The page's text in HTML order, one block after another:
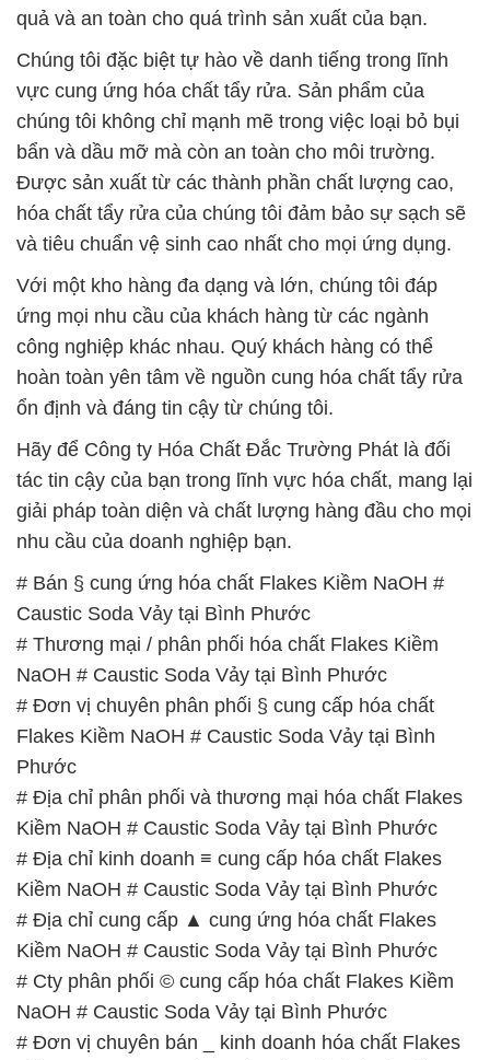
quả và an toàn cho quá trình sản xuất của bạn.
Chúng tôi đặc biệt tự hào về danh tiếng trong lĩnh
vực cung ứng hóa chất tẩy rửa. Sản phẩm của
chúng tôi không chỉ mạnh mẽ trong việc loại bỏ bụi
bẩn và dầu mỡ mà còn an toàn cho môi trường.
Được sản xuất từ các thành phần chất lượng cao,
hóa chất tẩy rửa của chúng tôi đảm bảo sự sạch sẽ
và tiêu chuẩn vệ sinh cao nhất cho mọi ứng dụng.
Với một kho hàng đa dạng và lớn, chúng tôi đáp
ứng mọi nhu cầu của khách hàng từ các ngành
công nghiệp khác nhau. Quý khách hàng có thể
hoàn toàn yên tâm về nguồn cung hóa chất tẩy rửa
ổn định và đáng tin cậy từ chúng tôi.
Hãy để Công ty Hóa Chất Đắc Trường Phát là đối
tác tin cậy của bạn trong lĩnh vực hóa chất, mang lại
giải pháp toàn diện và chất lượng hàng đầu cho mọi
nhu cầu của doanh nghiệp bạn.
# Bán § cung ứng hóa chất Flakes Kiềm NaOH #
Caustic Soda Vảy tại Bình Phước
# Thương mại / phân phối hóa chất Flakes Kiềm
NaOH # Caustic Soda Vảy tại Bình Phước
# Đơn vị chuyên phân phối § cung cấp hóa chất
Flakes Kiềm NaOH # Caustic Soda Vảy tại Bình
Phước
# Địa chỉ phân phối và thương mại hóa chất Flakes
Kiềm NaOH # Caustic Soda Vảy tại Bình Phước
# Địa chỉ kinh doanh ≡ cung cấp hóa chất Flakes
Kiềm NaOH # Caustic Soda Vảy tại Bình Phước
# Địa chỉ cung cấp ▲ cung ứng hóa chất Flakes
Kiềm NaOH # Caustic Soda Vảy tại Bình Phước
# Cty phân phối © cung cấp hóa chất Flakes Kiềm
NaOH # Caustic Soda Vảy tại Bình Phước
# Đơn vị chuyên bán _ kinh doanh hóa chất Flakes